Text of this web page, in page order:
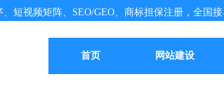
短视频矩阵、SEO/GEO、商标担保注册，全国接
首页 网站建设